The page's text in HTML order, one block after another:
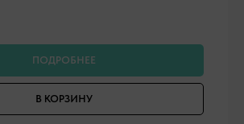
ПОДРОБНЕЕ
В КОРЗИНУ